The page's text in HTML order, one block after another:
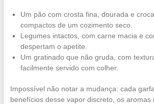
Um pão com crosta fina, dourada e
compactos de um cozimento seco.
Legumes intactos, com carne macia e
despertam o apetite.
Um gratinado que não gruda, com
facilmente servido com colher.
Impossível não notar a mudança: cada
benefícios desse vapor discreto, os aromas